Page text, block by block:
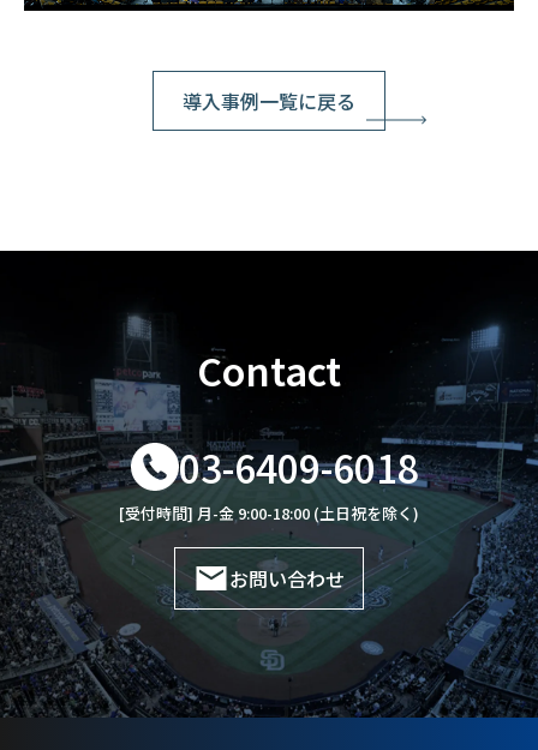
導入事例一覧に戻る
Contact
03-6409-6018
[受付時間] 月-金 9:00-18:00 (土日祝を除く)
お問い合わせ